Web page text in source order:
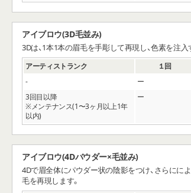
アイブロウ(3D毛並み)
3Dは、1本1本の眉毛を手彫して再現し、色素を注入
アーティストランク １回
‐
3回目以降
※メンテナンス(1〜3ヶ月以上1年
以内)
アイブロウ(4Dバウダー×毛並み)
4Dで眉全体にパウダー状の陰影をつけ、さらにに
毛を再現します。